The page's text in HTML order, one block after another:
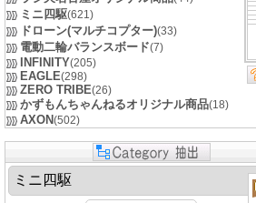
ミニ四駆(621)
ドローン(マルチコプター)(33)
電動二輪バランスボード(7)
INFINITY(205)
EAGLE(298)
ZERO TRIBE(26)
かずもんちゃんねるオリジナル商品(18)
AXON(502)